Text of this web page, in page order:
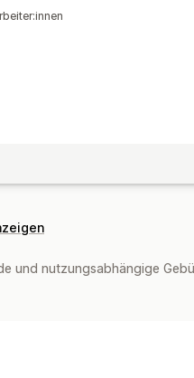
und nutzungsabhängige